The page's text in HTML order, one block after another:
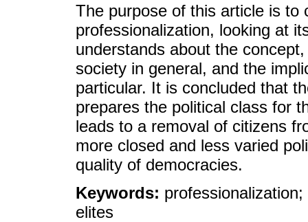
The purpose of this article is to
professionalization, looking at
understands about the
society in general, and the
particular. It is concluded that
prepares the political class for
leads to a removal of citizens
more closed and less varied
quality of democracies.
Keywords:
elites